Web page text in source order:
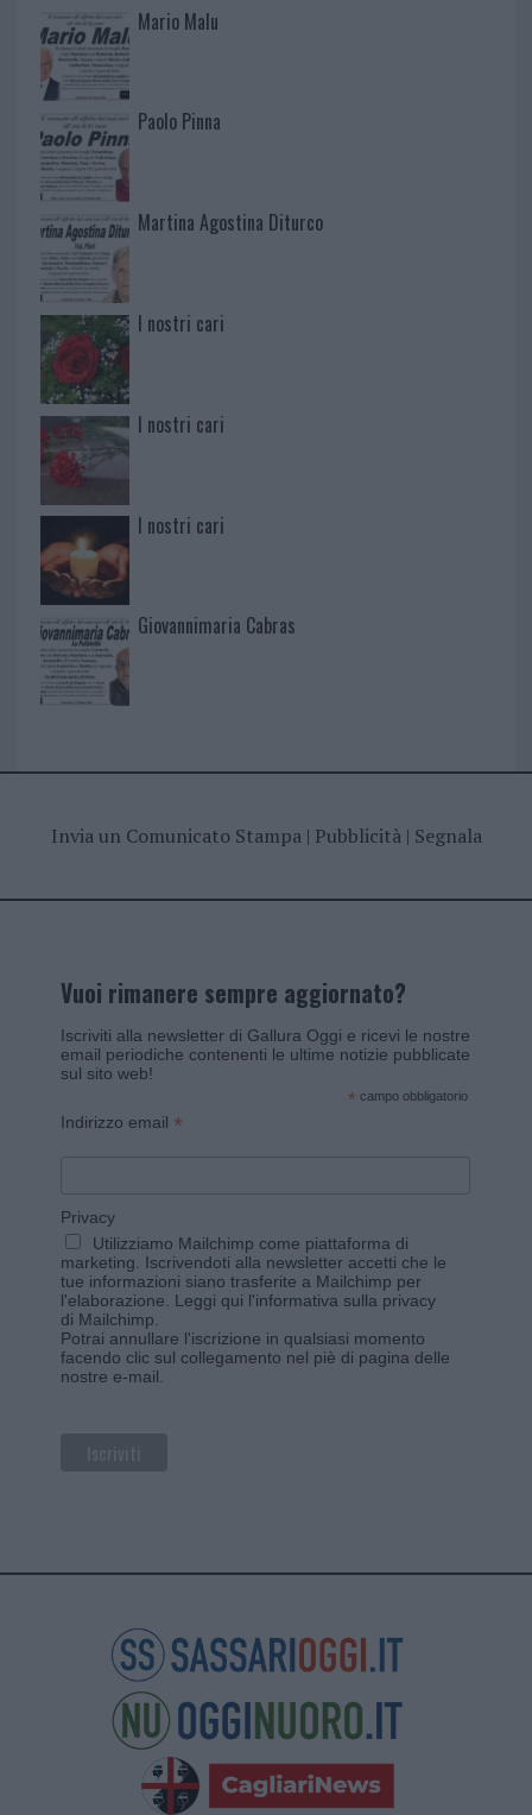
Mario Malu
Paolo Pinna
Martina Agostina Diturco
I nostri cari
I nostri cari
I nostri cari
Giovannimaria Cabras
Invia un Comunicato Stampa| Pubblicità| Segnala
Vuoi rimanere sempre aggiornato?
Iscriviti alla newsletter di Gallura Oggi e ricevi le nostre
email periodiche contenenti le ultime notizie pubblicate
sul sito web!
* campo obbligatorio
Indirizzo email *
Privacy
Utilizziamo Mailchimp come piattaforma di
marketing. Iscrivendoti alla newsletter accetti che le
tue informazioni siano trasferite a Mailchimp per
l'elaborazione. Leggi qui l'informativa sulla privacy
di Mailchimp
Potrai annullare l'iscrizione in qualsiasi momento
facendo clic sul collegamento nel piè di pagina delle
nostre e-mail.